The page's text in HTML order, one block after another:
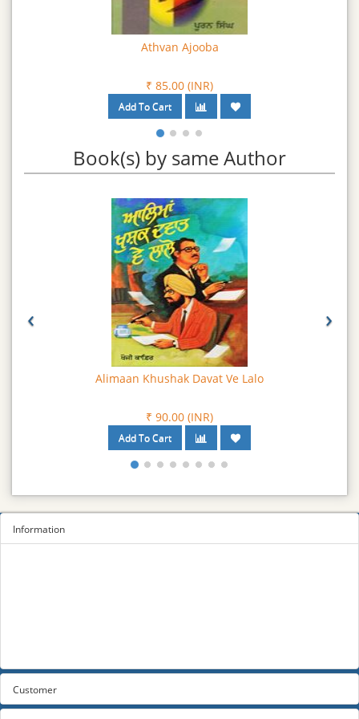
Baba Roora Ate Hor Kahanian
₹ 85.00 (INR)
Book(s) by same Author
Aadatnama
₹ 90.00 (INR)
‹ ›
Information
Customer